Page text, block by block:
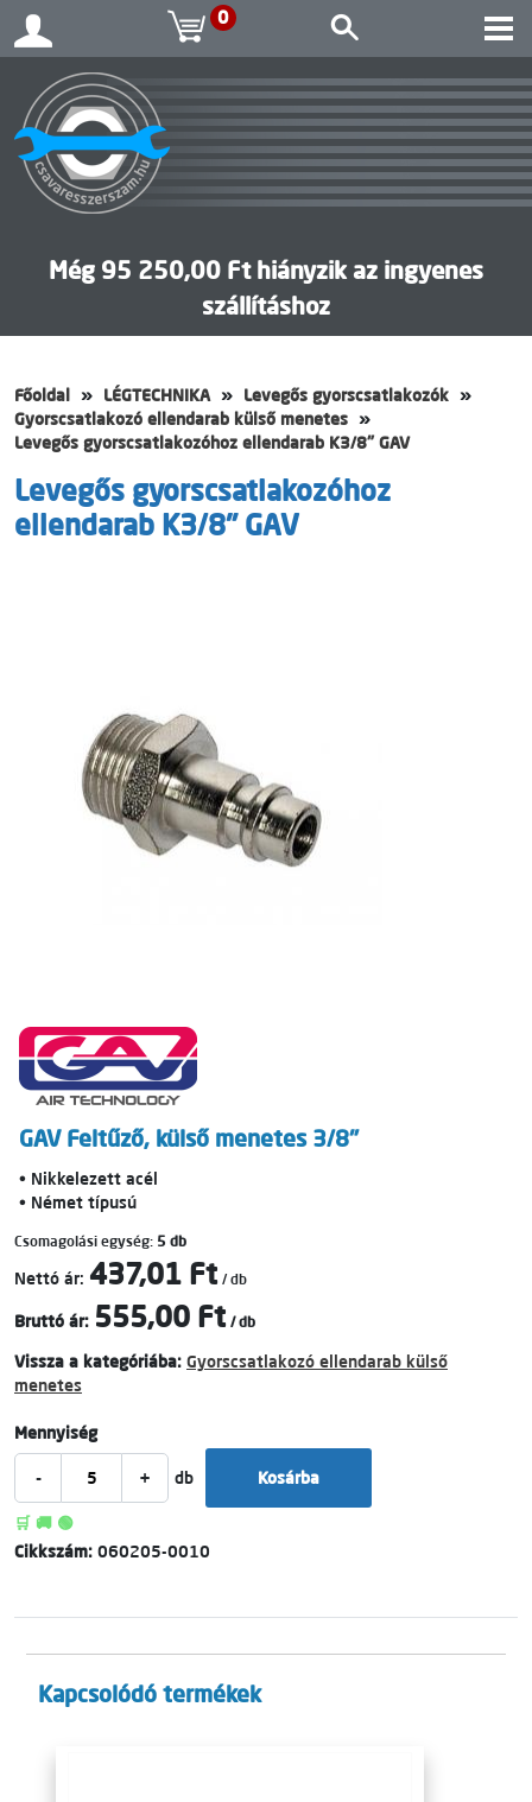
0
Még 95 250,00 Ft hiányzik az ingyenes
szállításhoz
Főoldal LÉGTECHNIKA
Levegős gyorscsatlakozók
Gyorscsatlakozó ellendarab külső menetes
Levegős gyorscsatlakozóhoz ellendarab K3/8" GAV
Levegős gyorscsatlakozóhoz
ellendarab K3/8" GAV
GAV Feltűző, külső menetes 3/8"
• Nikkelezett acél
• Német típusú
Csomagolási egység: 5 db
Nettó ár: 437,01 Ft / db
Bruttó ár: 555,00 Ft / db
Vissza a kategóriába: Gyorscsatlakozó ellendarab külső
menetes
Mennyiség
- + db Kosárba
🛒 🚚 🟢
Cikkszám: 060205-0010
Kapcsolódó termékek